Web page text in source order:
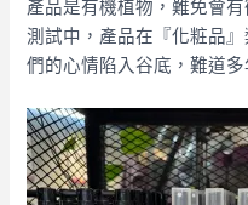
產品是有機植物，難免會
測試中，產品在『化粧品
們的心情陷入谷底，難道